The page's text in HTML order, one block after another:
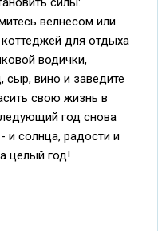
велнесом или
для отдыха
водички,
сыр, вино и заведите
свою жизнь в
год снова
и солнца, радости и
целый год!